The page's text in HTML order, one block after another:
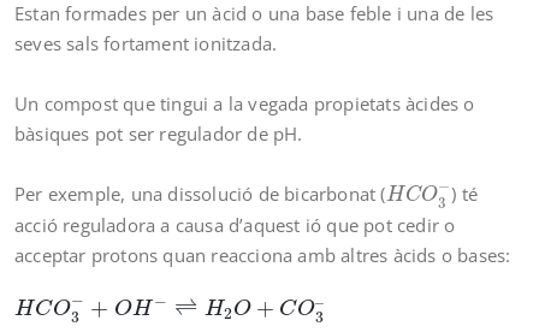
Estan formades per un àcid o una base feble i una de les
seves sals fortament ionitzada.
Un compost que tingui a la vegada propietats àcides o
bàsiques pot ser regulador de pH.
Per exemple, una dissolució de bicarbonat (HCO−
3
HCO3−) té
acció reguladora a causa d’aquest ió que pot cedir o
acceptar protons quan reacciona amb altres àcids o bases:
HCO−
3
+ OH − ⇌ H2O + CO–
3
HCO3− + OH−⇌ H2 O+C O 3–HC